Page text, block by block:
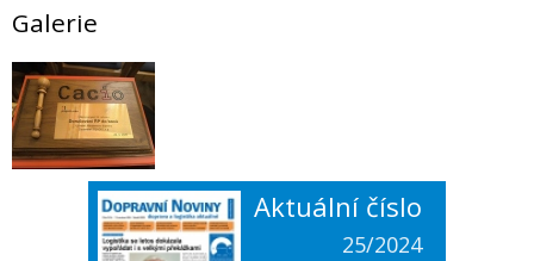
Galerie
Aktuální číslo
25/2024